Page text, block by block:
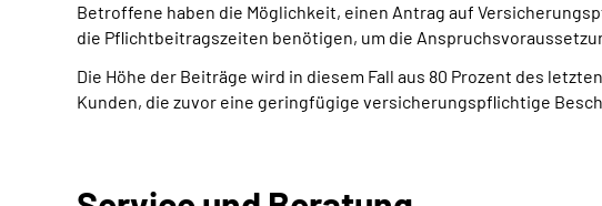
Betroffene haben die Möglichkeit, einen Antrag auf
die Pflichtbeitragszeiten benötigen, um die
Die Höhe der Beiträge wird in diesem Fall aus 80 Prozent des
Kunden, die zuvor eine geringfügige versicherungspflichtige